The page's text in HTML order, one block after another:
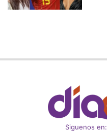
Siguenos en: